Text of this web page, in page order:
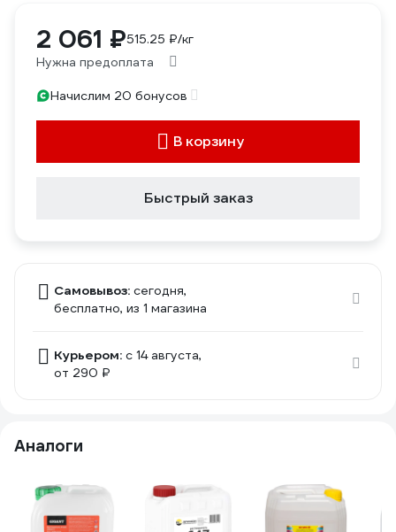
2 061 ₽515.25 ₽/кг
Нужна предоплата
Начислим 20 бонусов
В корзину
Быстрый заказ
Самовывоз: сегодня,
бесплатно, из 1 магазина
Курьером: c 14 августа,
от 290 ₽
Аналоги